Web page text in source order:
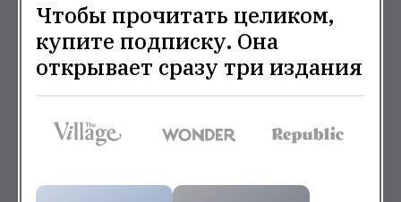
Чтобы прочитать целиком,
купите подписку. Она
открывает сразу три издания